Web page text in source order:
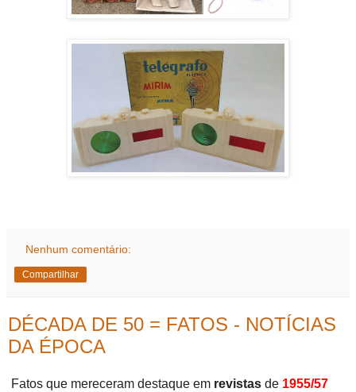
Nenhum comentário:
Compartilhar
DÉCADA DE 50 = FATOS - NOTÍCIAS
DA ÉPOCA
Fatos que mereceram destaque em revistas de 1955/57